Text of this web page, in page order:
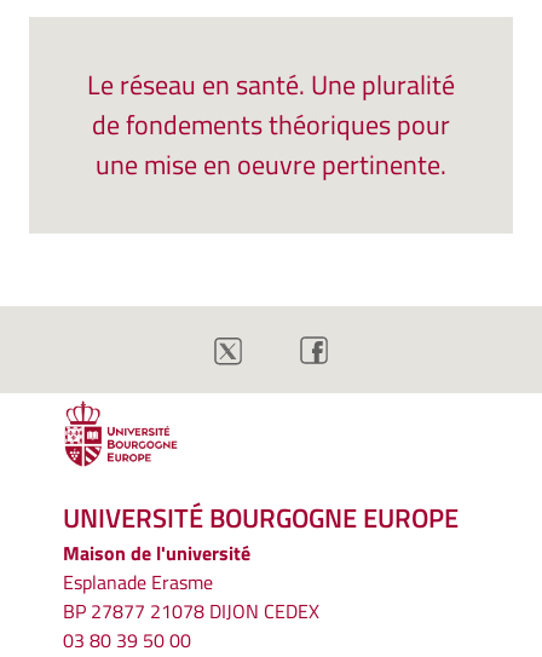
Le réseau en santé. Une pluralité
de fondements théoriques pour
une mise en oeuvre pertinente.
UNIVERSITÉ BOURGOGNE EUROPE
Maison de l'université
Esplanade Erasme
BP 27877 21078 DIJON CEDEX
03 80 39 50 00